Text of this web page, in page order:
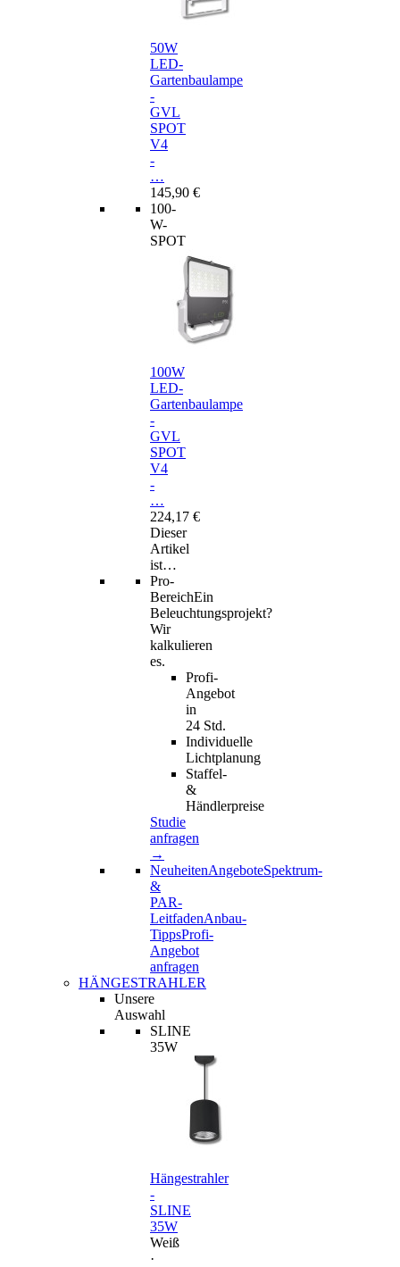
50W
LED-
Gartenbaulampe
-
GVL
SPOT
V4
-
…
145,90 €
100-
W-
SPOT
100W
LED-
Gartenbaulampe
-
GVL
SPOT
V4
-
…
224,17 €
Dieser
Artikel
ist…
Pro-
BereichEin
Beleuchtungsprojekt?
Wir
kalkulieren
es.
Profi-
Angebot
in
24 Std.
Individuelle
Lichtplanung
Staffel-
&
Händlerpreise
Studie
anfragen
→
NeuheitenAngeboteSpektrum-
&
PAR-
LeitfadenAnbau-
TippsProfi-
Angebot
anfragen
HÄNGESTRAHLER
Unsere
Auswahl
SLINE
35W
Hängestrahler
-
SLINE
35W
Weiß
·